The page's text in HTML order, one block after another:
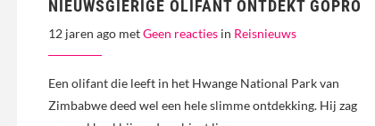
NIEUWSGIERIGE OLIFANT ONTDEKT GOPRO
12 jaren ago metGeen reacties in Reisnieuws
Een olifant die leeft in het Hwange National Park van
Zimbabwe deed wel een hele slimme ontdekking. Hij zag